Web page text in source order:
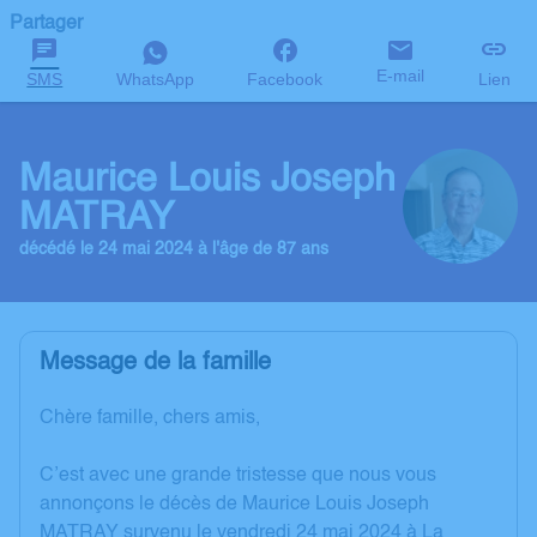
Partager
SMS WhatsApp Facebook E-mail Lien
Maurice Louis Joseph
MATRAY
décédé le 24 mai 2024 à l'âge de 87 ans
Message de la famille
Chère famille, chers amis,
C’est avec une grande tristesse que nous vous
annonçons le décès de Maurice Louis Joseph